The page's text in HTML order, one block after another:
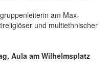
am Max-
und multiethnischer
Aula am Wilhelmsplatz